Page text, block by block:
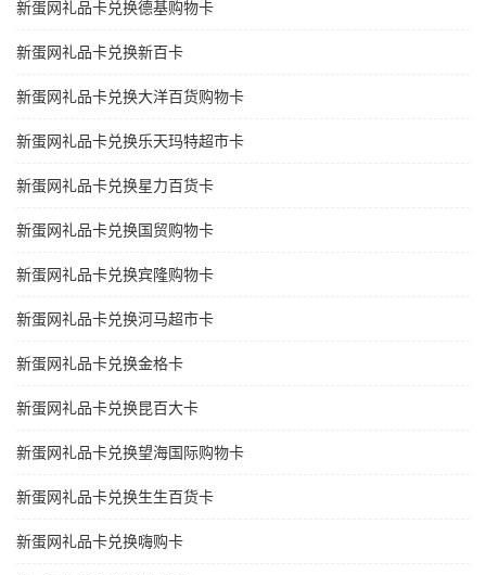
新蛋网礼品卡兑换德基购物卡
新蛋网礼品卡兑换新百卡
新蛋网礼品卡兑换大洋百货购物卡
新蛋网礼品卡兑换乐天玛特超市卡
新蛋网礼品卡兑换星力百货卡
新蛋网礼品卡兑换国贸购物卡
新蛋网礼品卡兑换宾隆购物卡
新蛋网礼品卡兑换河马超市卡
新蛋网礼品卡兑换金格卡
新蛋网礼品卡兑换昆百大卡
新蛋网礼品卡兑换望海国际购物卡
新蛋网礼品卡兑换生生百货卡
新蛋网礼品卡兑换嗨购卡